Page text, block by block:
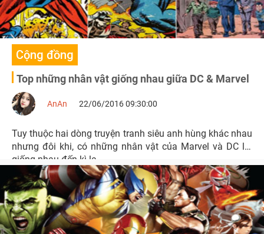
Cộng đồng
Top những nhân vật giống nhau giữa DC & Marvel
AnAn 22/06/2016 09:30:00
Tuy thuộc hai dòng truyện tranh siêu anh hùng khác nhau
nhưng đôi khi, có những nhân vật của Marvel và DC lại
giống nhau đến kì lạ.